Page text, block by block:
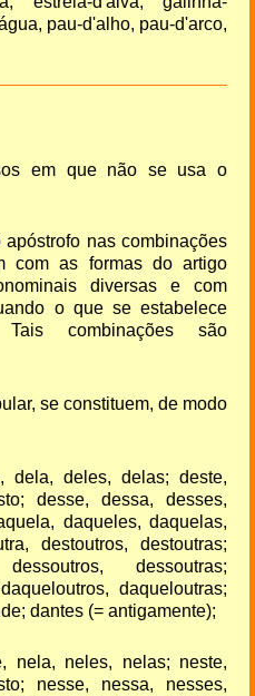
pau-d'alho, pau-d'arco,
em que não se usa o
nas combinações
com as formas do artigo
diversas e com
o que se estabelece
combinações são
se constituem, de modo
deles, delas; deste,
desse, dessa, desses,
daqueles, daquelas,
destoutros, destoutras;
dessoutras;
daqueloutras;
dantes (= antigamente);
nela, neles, nelas; neste,
nesse, nessa, nesses,